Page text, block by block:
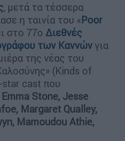
, μετά τα τέσσερα
η ταινία του «Poor
στο 77ο Διεθνές
των Καννώνγια
της νέας του
(Kinds of
star cast που
Emma Stone, Jesse
Margaret Qualley,
Mamoudou Athie,